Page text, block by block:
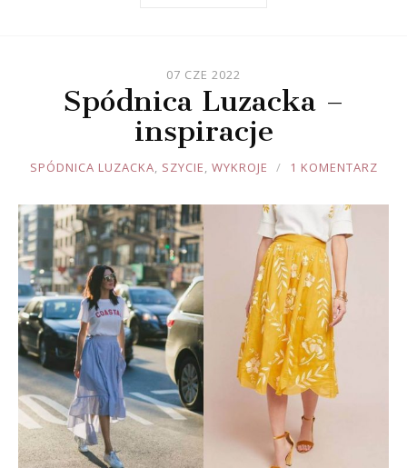
07 CZE 2022
Spódnica Luzacka –
inspiracje
JOULE
SPÓDNICA LUZACKA, SZYCIE, WYKROJE 1 KOMENTARZ